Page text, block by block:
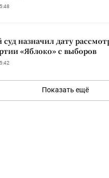
назначил дату
«Яблоко» с выборов
Показать ещё